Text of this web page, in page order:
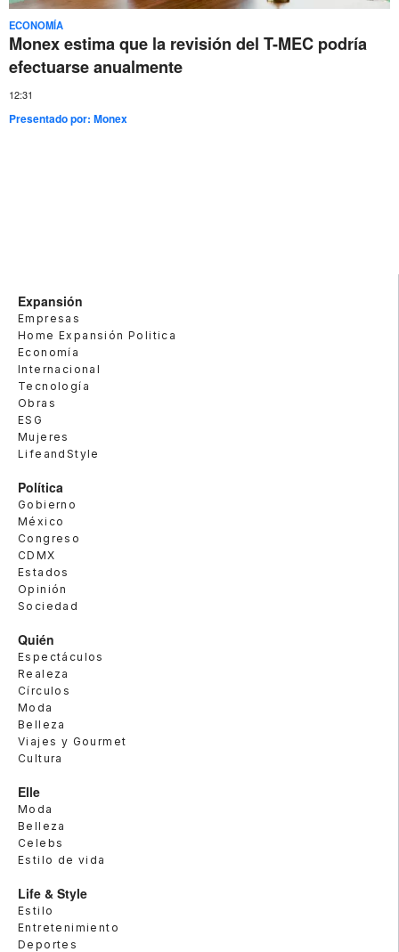
ECONOMÍA
Monex estima que la revisión del T-MEC podría
efectuarse anualmente
12:31
Presentado por:Monex
Expansión
Empresas
Home Expansión Politica
Economía
Internacional
Tecnología
Obras
ESG
Mujeres
LifeandStyle
Política
Gobierno
México
Congreso
CDMX
Estados
Opinión
Sociedad
Quién
Espectáculos
Realeza
Círculos
Moda
Belleza
Viajes y Gourmet
Cultura
Elle
Moda
Belleza
Celebs
Estilo de vida
Life & Style
Estilo
Entretenimiento
Deportes